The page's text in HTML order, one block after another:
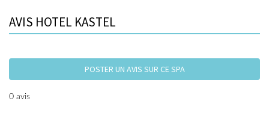
AVIS HOTEL KASTEL
POSTER UN AVIS SUR CE SPA
0 avis